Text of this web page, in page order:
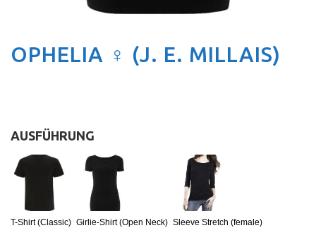
OPHELIA ♀ (J. E. MILLAIS)
AUSFÜHRUNG
T-Shirt (Classic) Girlie-Shirt (Open Neck) Sleeve Stretch (female)